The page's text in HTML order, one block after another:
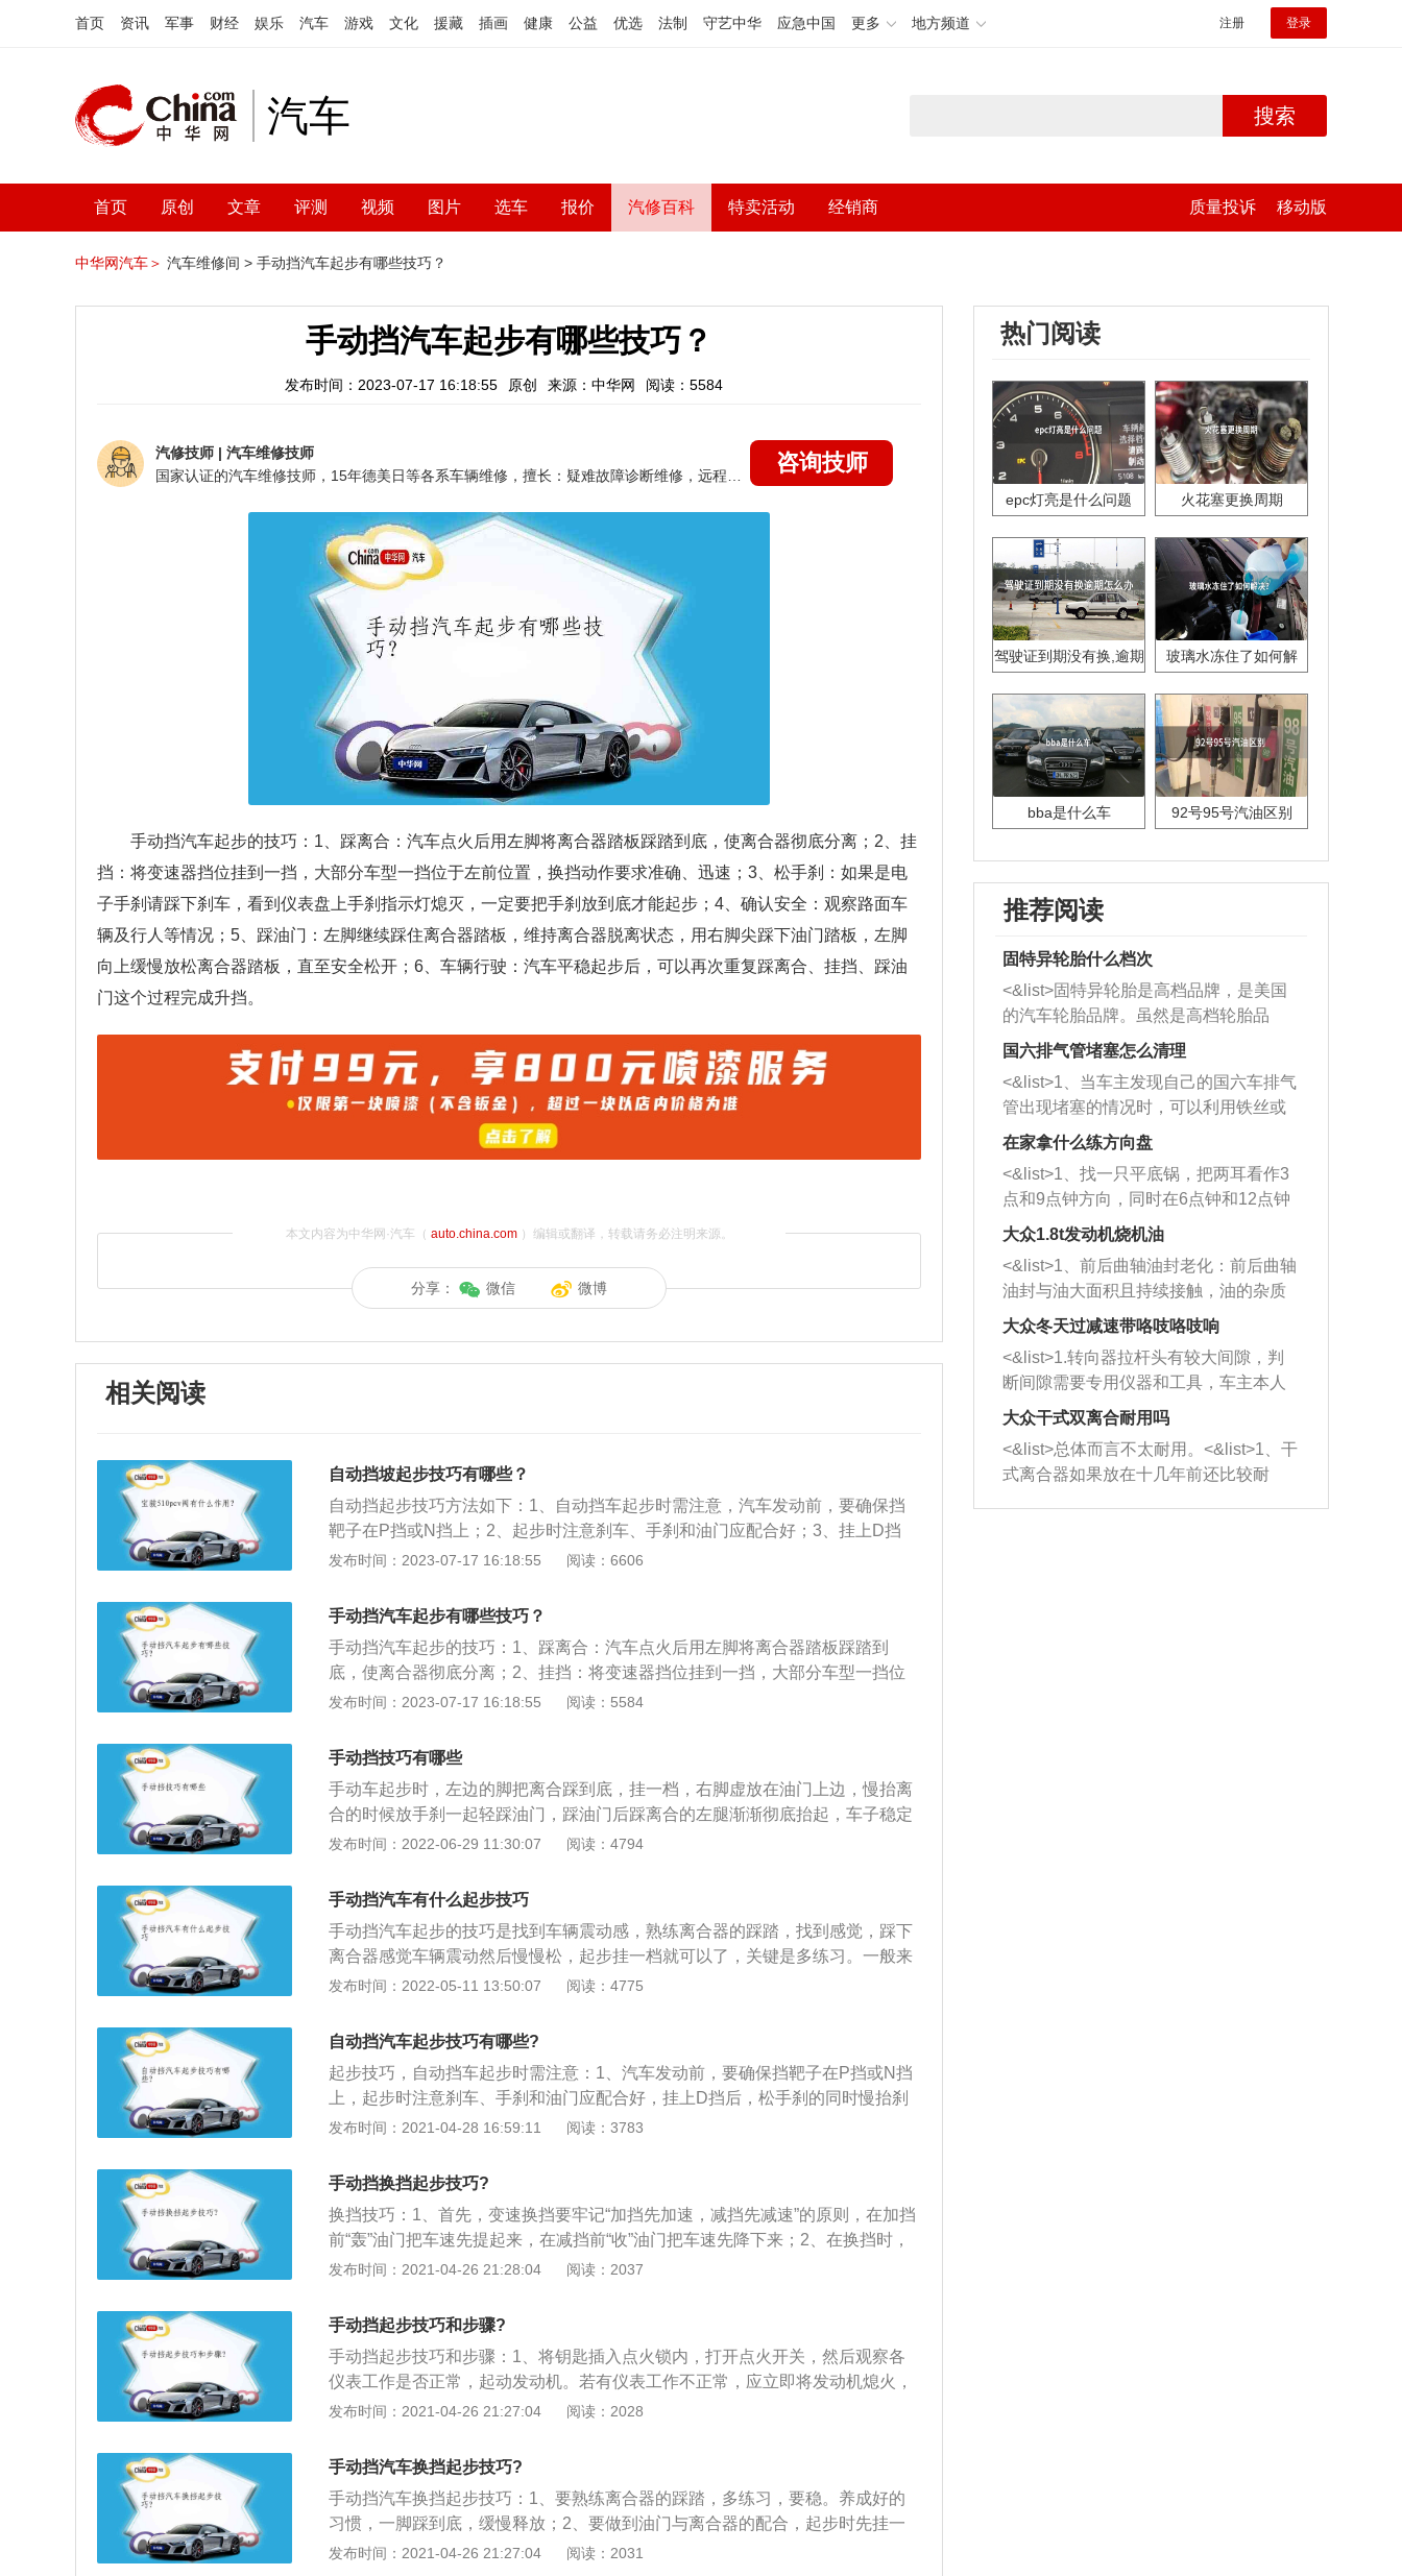
首页 资讯 军事 财经 娱乐 汽车 游戏 文化 援藏 插画 健康 公益 优选 法制 守艺中华 应急中国 更多 地方频道 注册 登录
汽车 搜索
首页 原创 文章 评测 视频 图片 选车 报价 汽修百科 特卖活动 经销商 质量投诉 移动版
中华网汽车＞ 汽车维修间 > 手动挡汽车起步有哪些技巧？
手动挡汽车起步有哪些技巧？
发布时间：2023-07-17 16:18:55 原创 来源：中华网 阅读：5584
汽修技师 | 汽车维修技师
咨询技师
手动挡汽车起步的技巧：1、踩离合：汽车点火后用左脚将离合器踏板踩踏到底，使离合器彻底分离；2、挂
挡：将变速器挡位挂到一挡，大部分车型一挡位于左前位置，换挡动作要求准确、迅速；3、松手刹：如果是电
子手刹请踩下刹车，看到仪表盘上手刹指示灯熄灭，一定要把手刹放到底才能起步；4、确认安全：观察路面车
辆及行人等情况；5、踩油门：左脚继续踩住离合器踏板，维持离合器脱离状态，用右脚尖踩下油门踏板，左脚
向上缓慢放松离合器踏板，直至安全松开；6、车辆行驶：汽车平稳起步后，可以再次重复踩离合、挂挡、踩油
门这个过程完成升挡。
本文内容为中华网·汽车（ auto.china.com）编辑或翻译，转载请务必注明来源。
分享： 微信 微博
相关阅读
自动挡坡起步技巧有哪些？
自动挡起步技巧方法如下：1、自动挡车起步时需注意，汽车发动前，要确保挡
靶子在P挡或N挡上；2、起步时注意刹车、手刹和油门应配合好；3、挂上D挡
后，松手刹的同时慢抬刹车(等同于手动挡车的慢抬离合器)然后轻点油门，让车
松开制动踏板。5、自动变速箱在不启动的情况下机油不循环，由于内部的机械
得不到润滑和降温，长距离、快速地拖车会造成变速箱的磨损和损坏。
发布时间：2023-07-17 16:18:55 阅读：6606
手动挡汽车起步有哪些技巧？
手动挡汽车起步的技巧：1、踩离合：汽车点火后用左脚将离合器踏板踩踏到
底，使离合器彻底分离；2、挂挡：将变速器挡位挂到一挡，大部分车型一挡位
于左前位置，换挡动作要求准确、迅速；3、松手刹：如果是电子手刹请踩下刹
全：观察路面车辆及行人等情况；5、踩油门：左脚继续踩住离合器踏板，维持
离合器脱离状态，用右脚尖踩下油门踏板，左脚向上缓慢放松离合器踏板，直至
安全松开；6、车辆行驶：汽车平稳起步后，可以再次重复踩离合、挂挡、踩油
门这个过程完成升挡。
发布时间：2023-07-17 16:18:55 阅读：5584
手动挡技巧有哪些
手动车起步时，左边的脚把离合踩到底，挂一档，右脚虚放在油门上边，慢抬离
合的时候放手刹一起轻踩油门，踩油门后踩离合的左腿渐渐彻底抬起，车子稳定
起步。但碰到高坡起步时，左腿离合要抬起有分寸，即车子处在“半联动”情况，
合，放手刹，车子起步。随着社会的经济发展，买车的人也是越来越多，学车的
人就更不用说了，也在慢慢的提高，现在也有许多家庭已经买上了车，由于自动
挡车型相对于手动的车型来说更容易新手司机上手，所以很多人在买车的时候就
更容易偏向于选择自动的，这就导致了新手司机对手动挡的车子会特别生疏，特
别是对于刚刚拿到驾照之后的新手来说，驾驶手动挡车型的时候就更是频频出
时也是非常危险的事。第一个要说的就是平地起步了。对于那些不熟悉手动挡的
新手司机来说，可能平地起步很容易会熄火，新手的话就更严重了。首先在挂空
挡是启动车辆时，首先要踩下离合，再挂入一档，接下来再抬起离合的踏板，当
态，然后再一次轻踩油门进行配合，这样起步的话就不容易熄火了。第二个是半
是完全配合不好的，会造成向后溜车的危险，这样也会把自己吓一跳，如果后车
司机看到前面的车辆在倒溜过来的话，估计也是会被吓得半死，在半坡起步时，
首先要拉起手刹，然后再踩离合器挂入一档，再松开离合器到联动点时，车子就
会出现轻微抖动，这时再轻踩油门配合，同时将手刹慢慢的松开，这样自然就可
器的配合了。俗话说熟能生巧，车子开多了对自己车的脾性也就熟悉了，车子熄
火的问题也就迎刃而解。而在开车上路时，要找个车少人少的地方，多加练习一
下这个技巧也就能很容易的掌握了。第三是红绿灯起步。对于很多新手来说，因
为对自己的技术信心不够，而同时也害怕被后面车辆的催促，在有红绿灯的时候
就会对离合器和油门的大开大合，反而会由于没配合好而导致车子熄火。在看到
就可以踩下油门配合，这样就不会再有这种尴尬的发生了。第四个说的是加速和
换挡，不论是在平地起步还是带刹起步中，只要车身一前行，就可以踩下油门，
在车速提高后，就要慢慢的松开离合器，也可以一边踩着油门一边松开离合器，
开离合器，之后车速就能继续提高，也可以立刻松开油门，踩下离合器，然后再
发布时间：2022-06-29 11:30:07 阅读：4794
手动挡汽车有什么起步技巧
手动挡汽车起步的技巧是找到车辆震动感，熟练离合器的踩踏，找到感觉，踩下
离合器感觉车辆震动然后慢慢松，起步挂一档就可以了，关键是多练习。一般来
说，开手动挡汽车起步有两个方法，第一个是挂档和离合器同步操作，一脚踩到
0转速可以挂2档，之后继续加油行驶，根据当时路面情况可以换3-4档，这是熟
练司机惯用的方式。对于新手来说，由于对离合合挂档杆不太熟悉，起步很容易
熄火，最好的方式是踩下离合后，待车有轻微震动，缓慢松开，再挂档，加油行
驶。多点练习离合踩踏、松开，主要一脚踩到底，缓慢松开，再挂档，不要急于
挂档快速松离合。
发布时间：2022-05-11 13:50:07 阅读：4775
自动挡汽车起步技巧有哪些?
起步技巧，自动挡车起步时需注意：1、汽车发动前，要确保挡靶子在P挡或N挡
上，起步时注意刹车、手刹和油门应配合好，挂上D挡后，松手刹的同时慢抬刹
车（等同于手动挡车的慢抬离合器）然后轻点油门，让车辆慢慢起步，切忌猛踩
况下，驾驶时如无特殊要求，不要将挡杆在D、3、2、1等挡位来回拨动。特别禁
止在行驶中将挡杆拨入N挡或在下坡时用N挡滑行，否则，由于发动机的怠速运
转，发动机驱动的变速器内油泵供油量减少，容易导致自动变速器内零件因润滑
不良而损坏；3、注意启动自动挡车时，要确保挡位在P挡或N挡上，否则会损坏
变速箱；4、当自动挡车无法启动时，不能人工硬推或用别的车拖拽，否则严重
稳后再挂入R挡倒车。
发布时间：2021-04-28 16:59:11 阅读：3783
手动挡换挡起步技巧?
换挡技巧：1、首先，变速换挡要牢记“加挡先加速，减挡先减速”的原则，在加挡
前“轰”油门把车速先提起来，在减挡前“收”油门把车速先降下来；2、在换挡时，
尽量采用“两脚离合法”，加挡时按照“踩（离合器）、摘（空挡）、踩（离合
3、减挡时，按照“踩（离合器）、摘（空挡）、抬（离合器）、轰（油门）、踩
（离合器）、挂（低速挡）”的原则，踩两脚离合器，并在第一脚离合器后轰一脚
空油，并保持一会儿，然后再踩下第二脚离合器踏板，与此同时将变速杆变换到
低速挡；4、在这里还要注意一点，在加减挡后都应在未抬起离合器时，踩一点
油门，然后慢抬离合器，在离合器压盘结合的一瞬间，踩住离合器不动，等车速
发布时间：2021-04-26 21:28:04 阅读：2037
手动挡起步技巧和步骤?
手动挡起步技巧和步骤：1、将钥匙插入点火锁内，打开点火开关，然后观察各
仪表工作是否正常，起动发动机。若有仪表工作不正常，应立即将发动机熄火，
检查并排除故障后方能重新起动发动机；2、踏下离合器踏板，将变速杆挂入1挡
镜，看有无妨碍起步的情况，特别要注意安全；4、放松驻车制动杆（俗称“手制
动”），握稳转向盘（俗称“方向盘”）；5、抬起离合器踏板（这是起步是否平稳的
关键）。其要领是：先快抬离合器到发动机声音变低时（此时压盘与从动盘开始
摩擦），松抬离合器踏板的速度放慢，待车身稍微抖动时（离合器处于关联
动），稍停顿离合器踏板，同时少许加油，然后再慢抬离合器踏板。同时右脚继
发布时间：2021-04-26 21:27:04 阅读：2028
手动挡汽车换挡起步技巧?
手动挡汽车换挡起步技巧：1、要熟练离合器的踩踏，多练习，要稳。养成好的
习惯，一脚踩到底，缓慢释放；2、要做到油门与离合器的配合，起步时先挂一
挡，缓慢释放离合器，在半离合状态加油门，等车子动起来才把离合器全部释
发布时间：2021-04-26 21:27:04 阅读：2031
热门阅读
epc灯亮是什么问题 火花塞更换周期
驾驶证到期没有换,逾期
玻璃水冻住了如何解
bba是什么车 92号95号汽油区别
推荐阅读
固特异轮胎什么档次
<&list>固特异轮胎是高档品牌，是美国
的汽车轮胎品牌。虽然是高档轮胎品
牌，但是中高低端的轮胎都有生产，这
也是为了更好的开拓市场。
国六排气管堵塞怎么清理
<&list>1、当车主发现自己的国六车排气
管出现堵塞的情况时，可以利用铁丝或
者是细棍，直接将杂物给取出来，如果
堵塞情况比较严重，也可以采取应急措
施。 <&list>2、直接利用木棍将所有的
杂物推到排气管里面的位置处，然后将
三元催化器拆解开，就可以将堵塞的东
西取出来。但如果是因为积碳过多引起
的堵塞，就需要将三元催化器泡在草酸
洗剂对堵塞的情况得到解决，将清洗剂
放在燃油箱中，与燃油混合后，车辆启
动时，就可以和汽油一起进入到燃烧
室，最后形成废气排出，就可以让三元
催化器得到清洗，排气管堵塞的情况就
能够得到解决。
在家拿什么练方向盘
<&list>1、找一只平底锅，把两耳看作3
点和9点钟方向，同时在6点钟和12点钟
方向做一个标记。 <&list>2、双手握住
一圈半的练习，往右同样也要打相同的
圈数。 <&list>3、最后强调要反复练
习，这样就可以形成肌肉记忆，在真实
驾驶车辆时，不需要记忆也能打好方
向。
大众1.8t发动机烧机油
<&list>1、前后曲轴油封老化：前后曲轴
油封与油大面积且持续接触，油的杂质
和发动机内持续温度变化使其密封效果
逐渐减弱，导致渗油或漏油。<&list>2、
活塞间隙过大：积碳会使活塞环与缸体
的间隙扩大，导致机油流入燃烧室中，
造成烧机油。<&list>3、机油粘度。使用
机油粘度过小的话，同样会有烧机油现
象，机油粘度过小具有很好的流动性，
大众冬天过减速带咯吱咯吱响
<&list>1.转向器拉杆头有较大间隙，判
断间隙需要专用仪器和工具，车主本人
无法制作，需要将车辆送到修理厂或4s
店；<&list>2.车辆半轴套管防尘罩破
裂，破裂后会出现漏油现象，使半轴磨
损严重，磨损的半轴容易损坏，产生异
响；<&list>3.稳定器的转向胶套和球头
大众干式双离合耐用吗
<&list>总体而言不太耐用。<&list>1、干
式离合器如果放在十几年前还比较耐